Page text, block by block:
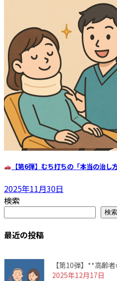
【第6弾】むち打ちの「本当の治し方
2025年11月30日
検索
検索
最近の投稿
【第10弾】**高齢
2025年12月17日